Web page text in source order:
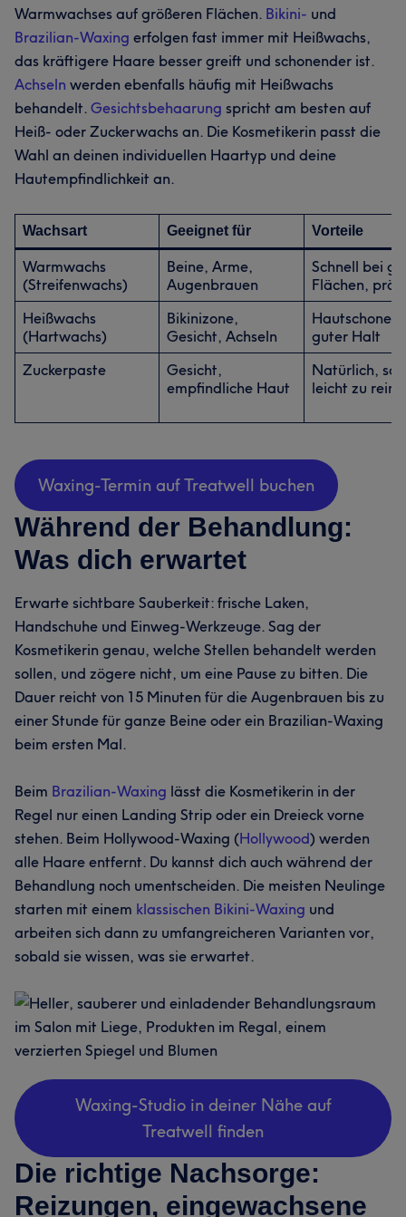
Warmwachses auf größeren Flächen. Bikini- und
Brazilian-Waxing erfolgen fast immer mit Heißwachs,
das kräftigere Haare besser greift und schonender ist.
Achseln werden ebenfalls häufig mit Heißwachs
behandelt. Gesichtsbehaarung spricht am besten auf
Heiß- oder Zuckerwachs an. Die Kosmetikerin passt die
Wahl an deinen individuellen Haartyp und deine
Hautempfindlichkeit an.
Wachsart Geeignet für Vorteile
Warmwachs
(Streifenwachs)
Beine, Arme,
Augenbrauen
Schnell bei
Flächen,
Heißwachs
(Hartwachs)
Bikinizone,
Gesicht, Achseln
guter Halt
Zuckerpaste
Gesicht,
empfindliche Haut
Natürlich,
leicht zu
Waxing-Termin auf Treatwell buchen
Während der Behandlung:
Was dich erwartet
Erwarte sichtbare Sauberkeit: frische Laken,
Handschuhe und Einweg-Werkzeuge. Sag der
Kosmetikerin genau, welche Stellen behandelt werden
sollen, und zögere nicht, um eine Pause zu bitten. Die
Dauer reicht von 15 Minuten für die Augenbrauen bis zu
einer Stunde für ganze Beine oder ein Brazilian-Waxing
beim ersten Mal.
Beim Brazilian-Waxing lässt die Kosmetikerin in der
Regel nur einen Landing Strip oder ein Dreieck vorne
stehen. Beim Hollywood-Waxing (Hollywood) werden
alle Haare entfernt. Du kannst dich auch während der
Behandlung noch umentscheiden. Die meisten Neulinge
starten mit einem klassischen Bikini-Waxing und
arbeiten sich dann zu umfangreicheren Varianten vor,
sobald sie wissen, was sie erwartet.
Waxing-Studio in deiner Nähe auf
Treatwell finden
Die richtige Nachsorge:
Reizungen, eingewachsene